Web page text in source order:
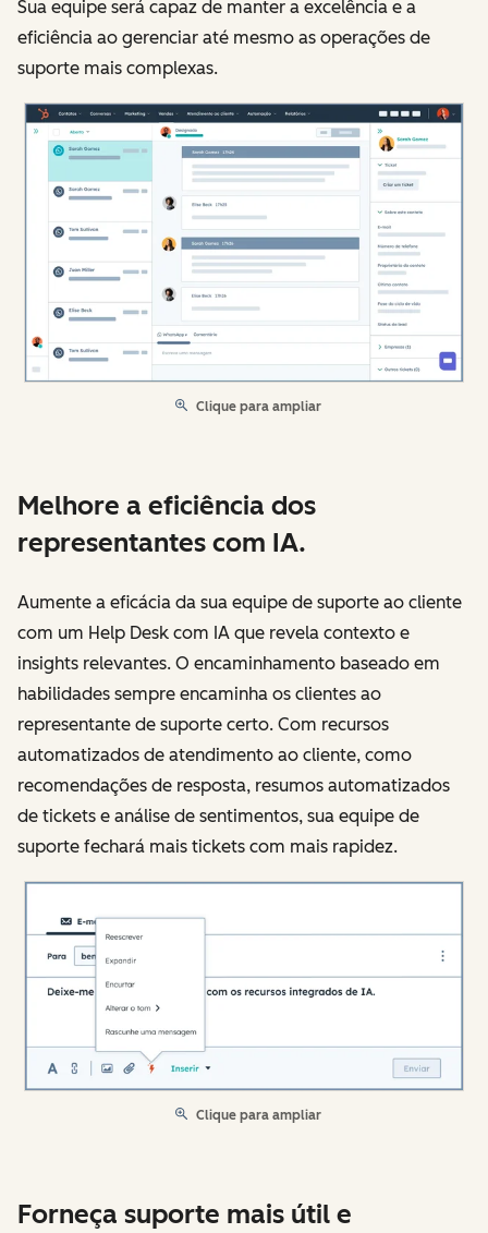
Sua equipe será capaz de manter a excelência e a
eficiência ao gerenciar até mesmo as operações de
suporte mais complexas.
Clique para ampliar
Melhore a eficiência dos
representantes com IA.
Aumente a eficácia da sua equipe de suporte ao cliente
com um Help Desk com IA que revela contexto e
insights relevantes. O encaminhamento baseado em
habilidades sempre encaminha os clientes ao
representante de suporte certo. Com recursos
automatizados de atendimento ao cliente, como
recomendações de resposta, resumos automatizados
de tickets e análise de sentimentos, sua equipe de
suporte fechará mais tickets com mais rapidez.
Clique para ampliar
Forneça suporte mais útil e